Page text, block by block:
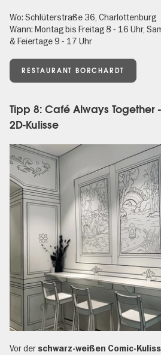
Wo: Schlüterstraße 36, Charlottenburg
Wann: Montag bis Freitag 8 - 16 Uhr,
& Feiertage 9 - 17 Uhr
RESTAURANT BORCHARDT
Tipp 8: Café Always Together
2D-Kulisse
Vor der schwarz-weißen Comic-